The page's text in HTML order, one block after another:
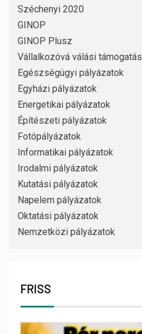
Széchenyi 2020
GINOP
GINOP Plusz
Vállalkozóvá válási támogatás
Egészségügyi pályázatok
Egyházi pályázatok
Energetikai pályázatok
Építészeti pályázatok
Fotópályázatok
Informatikai pályázatok
Irodalmi pályázatok
Kutatási pályázatok
Napelem pályázatok
Oktatási pályázatok
Nemzetközi pályázatok
FRISS